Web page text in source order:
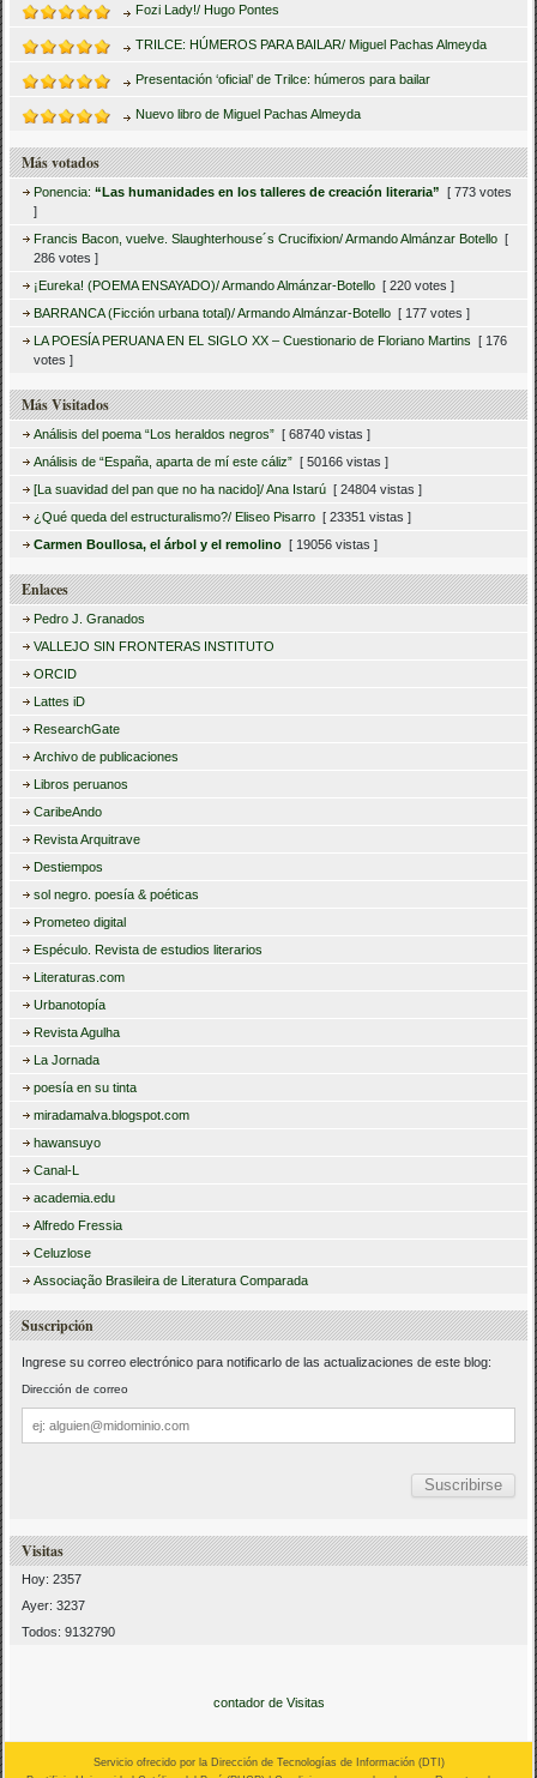
Fozi Lady!/ Hugo Pontes
TRILCE: HÚMEROS PARA BAILAR/ Miguel Pachas Almeyda
Presentación ‘oficial’ de Trilce: húmeros para bailar
Nuevo libro de Miguel Pachas Almeyda
Más votados
Ponencia:“Las humanidades en los talleres de creación literaria”
[ 773 votes
]
Francis Bacon, vuelve. Slaughterhouse´s Crucifixion/ Armando Almánzar Botello [
286 votes ]
¡Eureka! (POEMA ENSAYADO)/ Armando Almánzar-Botello [ 220 votes ]
BARRANCA (Ficción urbana total)/ Armando Almánzar-Botello [ 177 votes ]
LA POESÍA PERUANA EN EL SIGLO XX – Cuestionario de Floriano Martins
[ 176
votes ]
Más Visitados
Análisis del poema “Los heraldos negros” [ 68740 vistas ]
Análisis de “España, aparta de mí este cáliz” [ 50166 vistas ]
[La suavidad del pan que no ha nacido]/ Ana Istarú [ 24804 vistas ]
¿Qué queda del estructuralismo?/ Eliseo Pisarro [ 23351 vistas ]
Carmen Boullosa, el árbol y el remolino [ 19056 vistas ]
Enlaces
Pedro J. Granados
VALLEJO SIN FRONTERAS INSTITUTO
ORCID
Lattes iD
ResearchGate
Archivo de publicaciones
Libros peruanos
CaribeAndo
Revista Arquitrave
Destiempos
sol negro. poesía & poéticas
Prometeo digital
Espéculo. Revista de estudios literarios
Literaturas.com
Urbanotopía
Revista Agulha
La Jornada
poesía en su tinta
miradamalva.blogspot.com
hawansuyo
Canal-L
academia.edu
Alfredo Fressia
Celuzlose
Associação Brasileira de Literatura Comparada
Suscripción
Ingrese su correo electrónico para notificarlo de las actualizaciones de este blog:
Dirección de correo
Dirección
de
correo
Visitas
Hoy: 2357
Ayer: 3237
Todos: 9132790
contador de Visitas
Servicio ofrecido por la Dirección de Tecnologías de Información (DTI )